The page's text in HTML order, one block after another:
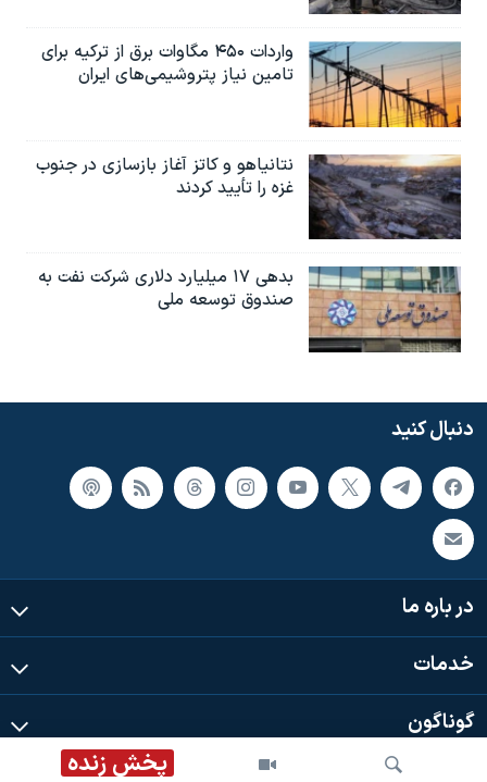
پخش زنده
واردات ۴۵۰ مگاوات برق از ترکیه برای
تامین نیاز پتروشیمی‌های ایران
نتانیاهو و کاتز آغاز بازسازی در جنوب
غزه را تأیید کردند
بدهی ۱۷ میلیارد دلاری شرکت نفت به
صندوق توسعه ملی
دنبال کنید
در باره ما
خدمات
گوناگون